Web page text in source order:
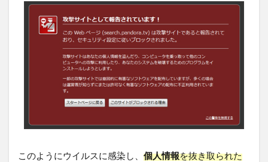
このようにウイルスに感染し、 個人情報を抜き取られた